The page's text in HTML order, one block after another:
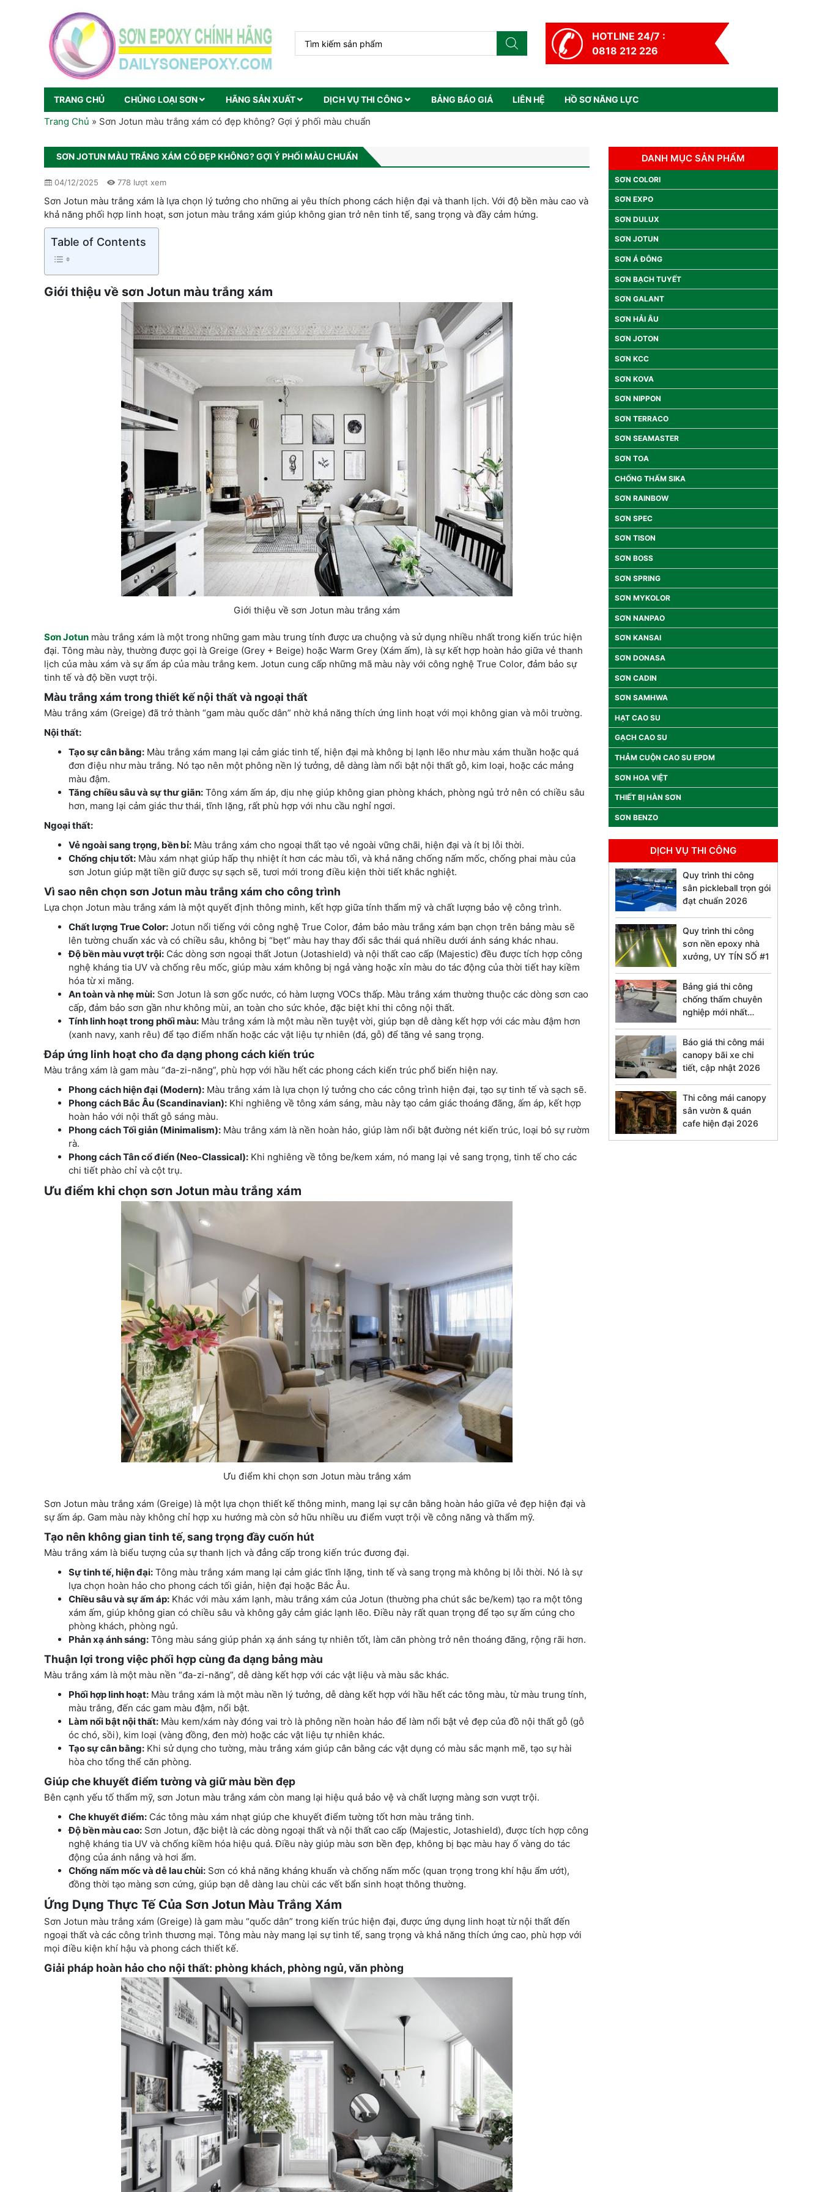
HOTLINE 24/7 :
0818 212 226
TRANG CHỦ CHỦNG LOẠI SƠN HÃNG SẢN XUẤT DỊCH VỤ THI CÔNG BẢNG BÁO GIÁ LIÊN HỆ HỒ SƠ NĂNG LỰC
Trang Chủ » Sơn Jotun màu trắng xám có đẹp không? Gợi ý phối màu chuẩn
SƠN JOTUN MÀU TRẮNG XÁM CÓ ĐẸP KHÔNG? GỢI Ý PHỐI MÀU CHUẨN
04/12/2025 778 lượt xem
Sơn Jotun màu trắng xám là lựa chọn lý tưởng cho những ai yêu thích phong cách hiện đại và thanh lịch. Với độ bền màu cao và
khả năng phối hợp linh hoạt, sơn jotun màu trắng xám giúp không gian trở nên tinh tế, sang trọng và đầy cảm hứng.
Table of Contents
Giới thiệu về sơn Jotun màu trắng xám
Giới thiệu về sơn Jotun màu trắng xám
Sơn Jotun màu trắng xám là một trong những gam màu trung tính được ưa chuộng và sử dụng nhiều nhất trong kiến trúc hiện
đại. Tông màu này, thường được gọi là Greige (Grey + Beige) hoặc Warm Grey (Xám ấm), là sự kết hợp hoàn hảo giữa vẻ thanh
lịch của màu xám và sự ấm áp của màu trắng kem. Jotun cung cấp những mã màu này với công nghệ True Color, đảm bảo sự
tinh tế và độ bền vượt trội.
Màu trắng xám trong thiết kế nội thất và ngoại thất
Màu trắng xám (Greige) đã trở thành “gam màu quốc dân” nhờ khả năng thích ứng linh hoạt với mọi không gian và môi trường.
Nội thất:
Tạo sự cân bằng: Màu trắng xám mang lại cảm giác tinh tế, hiện đại mà không bị lạnh lẽo như màu xám thuần hoặc quá
đơn điệu như màu trắng. Nó tạo nên một phông nền lý tưởng, dễ dàng làm nổi bật nội thất gỗ, kim loại, hoặc các mảng
màu đậm.
Tăng chiều sâu và sự thư giãn: Tông xám ấm áp, dịu nhẹ giúp không gian phòng khách, phòng ngủ trở nên có chiều sâu
hơn, mang lại cảm giác thư thái, tĩnh lặng, rất phù hợp với nhu cầu nghỉ ngơi.
Ngoại thất:
Vẻ ngoài sang trọng, bền bỉ: Màu trắng xám cho ngoại thất tạo vẻ ngoài vững chãi, hiện đại và ít bị lỗi thời.
Chống chịu tốt: Màu xám nhạt giúp hấp thụ nhiệt ít hơn các màu tối, và khả năng chống nấm mốc, chống phai màu của
sơn Jotun giúp mặt tiền giữ được sự sạch sẽ, tươi mới trong điều kiện thời tiết khắc nghiệt.
Vì sao nên chọn sơn Jotun màu trắng xám cho công trình
Lựa chọn Jotun màu trắng xám là một quyết định thông minh, kết hợp giữa tính thẩm mỹ và chất lượng bảo vệ công trình.
Chất lượng True Color: Jotun nổi tiếng với công nghệ True Color, đảm bảo màu trắng xám bạn chọn trên bảng màu sẽ
lên tường chuẩn xác và có chiều sâu, không bị “bẹt” màu hay thay đổi sắc thái quá nhiều dưới ánh sáng khác nhau.
Độ bền màu vượt trội: Các dòng sơn ngoại thất Jotun (Jotashield) và nội thất cao cấp (Majestic) đều được tích hợp công
nghệ kháng tia UV và chống rêu mốc, giúp màu xám không bị ngả vàng hoặc xỉn màu do tác động của thời tiết hay kiềm
hóa từ xi măng.
An toàn và nhẹ mùi: Sơn Jotun là sơn gốc nước, có hàm lượng VOCs thấp. Màu trắng xám thường thuộc các dòng sơn cao
cấp, đảm bảo sơn gần như không mùi, an toàn cho sức khỏe, đặc biệt khi thi công nội thất.
Tính linh hoạt trong phối màu: Màu trắng xám là một màu nền tuyệt vời, giúp bạn dễ dàng kết hợp với các màu đậm hơn
(xanh navy, xanh rêu) để tạo điểm nhấn hoặc các vật liệu tự nhiên (đá, gỗ) để tăng vẻ sang trọng.
Đáp ứng linh hoạt cho đa dạng phong cách kiến trúc
Màu trắng xám là gam màu “đa-zi-năng”, phù hợp với hầu hết các phong cách kiến trúc phổ biến hiện nay.
Phong cách hiện đại (Modern): Màu trắng xám là lựa chọn lý tưởng cho các công trình hiện đại, tạo sự tinh tế và sạch sẽ.
Phong cách Bắc Âu (Scandinavian): Khi nghiêng về tông xám sáng, màu này tạo cảm giác thoáng đãng, ấm áp, kết hợp
hoàn hảo với nội thất gỗ sáng màu.
Phong cách Tối giản (Minimalism): Màu trắng xám là nền hoàn hảo, giúp làm nổi bật đường nét kiến trúc, loại bỏ sự rườm
rà.
Phong cách Tân cổ điển (Neo-Classical): Khi nghiêng về tông be/kem xám, nó mang lại vẻ sang trọng, tinh tế cho các
chi tiết phào chỉ và cột trụ.
Ưu điểm khi chọn sơn Jotun màu trắng xám
Ưu điểm khi chọn sơn Jotun màu trắng xám
Sơn Jotun màu trắng xám (Greige) là một lựa chọn thiết kế thông minh, mang lại sự cân bằng hoàn hảo giữa vẻ đẹp hiện đại và
sự ấm áp. Gam màu này không chỉ hợp xu hướng mà còn sở hữu nhiều ưu điểm vượt trội về công năng và thẩm mỹ.
Tạo nên không gian tinh tế, sang trọng đầy cuốn hút
Màu trắng xám là biểu tượng của sự thanh lịch và đẳng cấp trong kiến trúc đương đại.
Sự tinh tế, hiện đại: Tông màu trắng xám mang lại cảm giác tĩnh lặng, tinh tế và sang trọng mà không bị lỗi thời. Nó là sự
lựa chọn hoàn hảo cho phong cách tối giản, hiện đại hoặc Bắc Âu.
Chiều sâu và sự ấm áp: Khác với màu xám lạnh, màu trắng xám của Jotun (thường pha chút sắc be/kem) tạo ra một tông
xám ấm, giúp không gian có chiều sâu và không gây cảm giác lạnh lẽo. Điều này rất quan trọng để tạo sự ấm cúng cho
phòng khách, phòng ngủ.
Phản xạ ánh sáng: Tông màu sáng giúp phản xạ ánh sáng tự nhiên tốt, làm căn phòng trở nên thoáng đãng, rộng rãi hơn.
Thuận lợi trong việc phối hợp cùng đa dạng bảng màu
Màu trắng xám là một màu nền “đa-zi-năng”, dễ dàng kết hợp với các vật liệu và màu sắc khác.
Phối hợp linh hoạt: Màu trắng xám là một màu nền lý tưởng, dễ dàng kết hợp với hầu hết các tông màu, từ màu trung tính,
màu trắng, đến các gam màu đậm, nổi bật.
Làm nổi bật nội thất: Màu kem/xám này đóng vai trò là phông nền hoàn hảo để làm nổi bật vẻ đẹp của đồ nội thất gỗ (gỗ
óc chó, sồi), kim loại (vàng đồng, đen mờ) hoặc các vật liệu tự nhiên khác.
Tạo sự cân bằng: Khi sử dụng cho tường, màu trắng xám giúp cân bằng các vật dụng có màu sắc mạnh mẽ, tạo sự hài
hòa cho tổng thể căn phòng.
Giúp che khuyết điểm tường và giữ màu bền đẹp
Bên cạnh yếu tố thẩm mỹ, sơn Jotun màu trắng xám còn mang lại hiệu quả bảo vệ và chất lượng màng sơn vượt trội.
Che khuyết điểm: Các tông màu xám nhạt giúp che khuyết điểm tường tốt hơn màu trắng tinh.
Độ bền màu cao: Sơn Jotun, đặc biệt là các dòng ngoại thất và nội thất cao cấp (Majestic, Jotashield), được tích hợp công
nghệ kháng tia UV và chống kiềm hóa hiệu quả. Điều này giúp màu sơn bền đẹp, không bị bạc màu hay ố vàng do tác
động của ánh nắng và hơi ẩm.
Chống nấm mốc và dễ lau chùi: Sơn có khả năng kháng khuẩn và chống nấm mốc (quan trọng trong khí hậu ẩm ướt),
đồng thời tạo màng sơn cứng, giúp bạn dễ dàng lau chùi các vết bẩn sinh hoạt thông thường.
Ứng Dụng Thực Tế Của Sơn Jotun Màu Trắng Xám
Sơn Jotun màu trắng xám (Greige) là gam màu “quốc dân” trong kiến trúc hiện đại, được ứng dụng linh hoạt từ nội thất đến
ngoại thất và các công trình thương mại. Tông màu này mang lại sự tinh tế, sang trọng và khả năng thích ứng cao, phù hợp với
mọi điều kiện khí hậu và phong cách thiết kế.
Giải pháp hoàn hảo cho nội thất: phòng khách, phòng ngủ, văn phòng
DANH MỤC SẢN PHẨM
SƠN COLORI
SƠN EXPO
SƠN DULUX
SƠN JOTUN
SƠN Á ĐÔNG
SƠN BẠCH TUYẾT
SƠN GALANT
SƠN HẢI ÂU
SƠN JOTON
SƠN KCC
SƠN KOVA
SƠN NIPPON
SƠN TERRACO
SƠN SEAMASTER
SƠN TOA
CHỐNG THẤM SIKA
SƠN RAINBOW
SƠN SPEC
SƠN TISON
SƠN BOSS
SƠN SPRING
SƠN MYKOLOR
SƠN NANPAO
SƠN KANSAI
SƠN DONASA
SƠN CADIN
SƠN SAMHWA
HẠT CAO SU
GẠCH CAO SU
THẢM CUỘN CAO SU EPDM
SƠN HOA VIỆT
THIẾT BỊ HÀN SƠN
SƠN BENZO
DỊCH VỤ THI CÔNG
Quy trình thi công
sân pickleball trọn gói
đạt chuẩn 2026
Quy trình thi công
sơn nền epoxy nhà
xưởng, UY TÍN SỐ #1
Bảng giá thi công
chống thấm chuyên
nghiệp mới nhất
Báo giá thi công mái
canopy bãi xe chi
tiết, cập nhật 2026
Thi công mái canopy
sân vườn & quán
cafe hiện đại 2026